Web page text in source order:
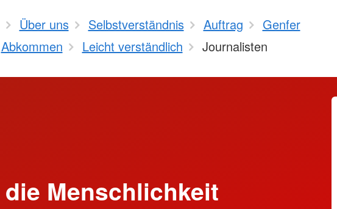
Über uns Selbstverständnis Auftrag
Genfer
Abkommen
Leicht verständlich Journalisten
Menschlichkeit